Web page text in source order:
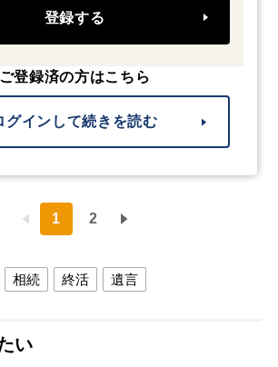
登録する
ご登録済の方はこちら
グインして続きを読む
1 2
相続 終活 遺言
い